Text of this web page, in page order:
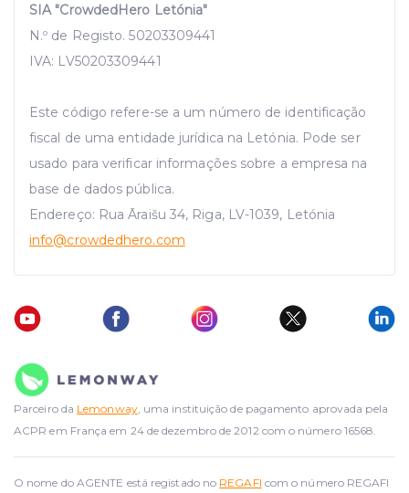
SIA "CrowdedHero Letónia"
N.º de Registo. 50203309441
IVA: LV50203309441
Este código refere-se a um número de identificação
fiscal de uma entidade jurídica na Letónia. Pode ser
usado para verificar informações sobre a empresa na
base de dados pública.
Endereço: Rua Āraišu 34, Riga, LV-1039, Letónia
info@crowdedhero.com
Parceiro da Lemonway, uma instituição de pagamento aprovada pela
ACPR em França em 24 de dezembro de 2012 com o número 16568.
O nome do AGENTE está registado no REGAFI com o número REGAFI